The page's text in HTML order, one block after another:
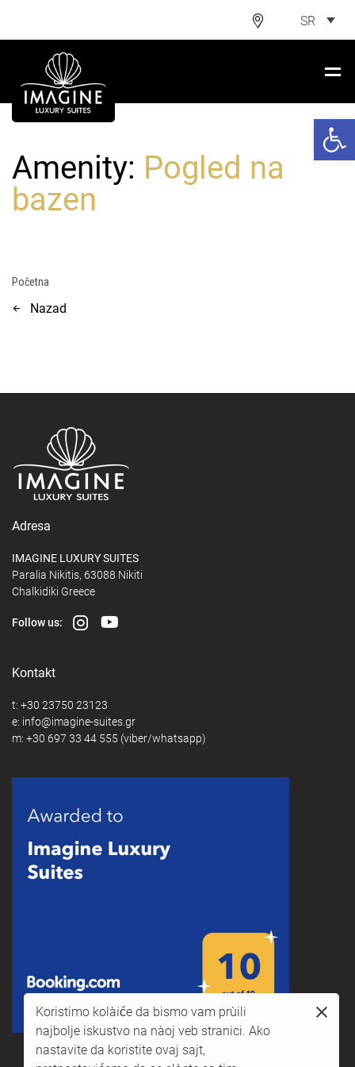
SR
Amenity: Pogled na
bazen
Početna
Nazad
Adresa
IMAGINE LUXURY SUITES
Paralia Nikitis, 63088 Nikiti
Chalkidiki Greece
Follow us:
Kontakt
t: +30 23750 23123
e:
@
m: +30 697 33 44 555 (viber/whatsapp)
Koristimo kolačiće da bismo vam pružili
najbolje iskustvo na našoj veb stranici. Ako
nastavite da koristite ovaj sajt,